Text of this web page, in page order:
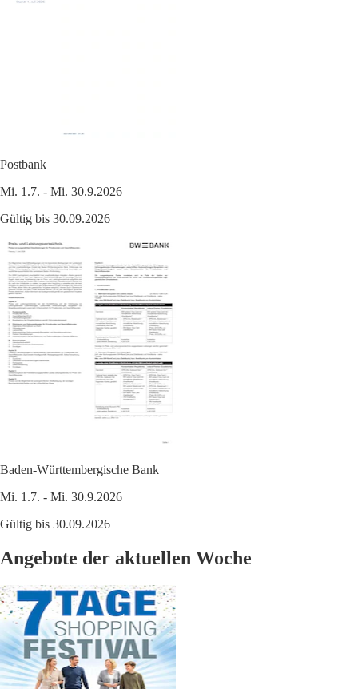
Postbank
Mi. 1.7. - Mi. 30.9.2026
Gültig bis 30.09.2026
Baden-Württembergische Bank
Mi. 1.7. - Mi. 30.9.2026
Gültig bis 30.09.2026
Angebote der aktuellen Woche